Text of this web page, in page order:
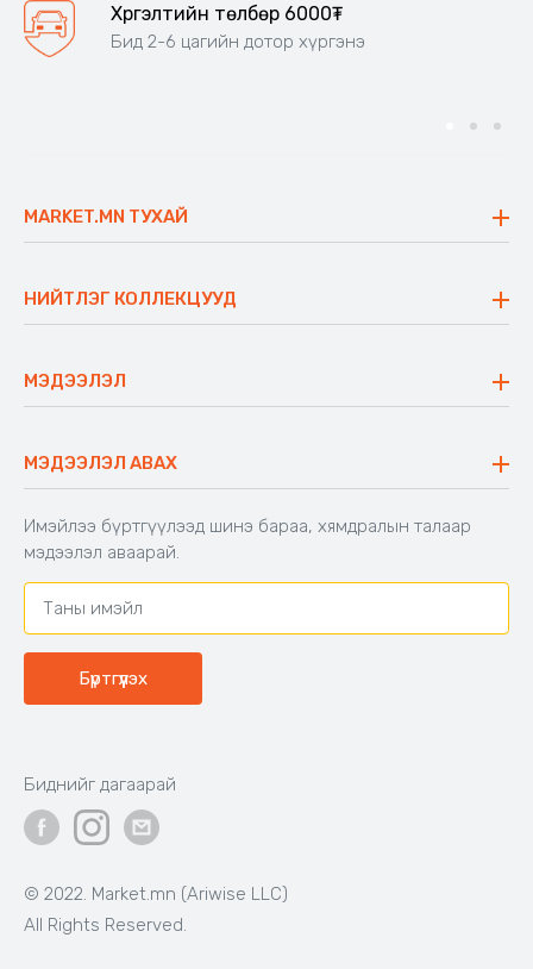
Хүргэлтийн төлбөр 6000₮
Бид 2-6 цагийн дотор хүргэнэ
MARKET.MN ТУХАЙ
Үнэт зүйлс
Ажлын байр
Блог
НИЙТЛЭГ КОЛЛЕКЦУУД
Сүүдрэвч
Аяны ширээ
Аяны түшлэгтэй сандал
МЭДЭЭЛЭЛ
Буцаалтын журам
Захиалга шалгах
Хамтран ажиллах
Холбоо барих
МЭДЭЭЛЭЛ АВАХ
Имэйлээ бүртгүүлээд шинэ бараа, хямдралын талаар
мэдээлэл аваарай.
Бүртгүүлэх
© 2022. Market.mn (Ariwise LLC)
All Rights Reserved.
Биднийг дагаарай